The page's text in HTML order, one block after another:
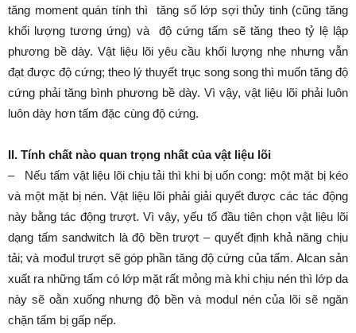
tăng moment quán tính thì tăng số lớp sợi thủy tinh (cũng tăng
khối lượng tương ứng) và độ cứng tấm sẽ tăng theo tỷ lệ lập
phương bề dày. Vật liệu lõi yêu cầu khối lượng nhẹ nhưng vẫn
đạt được độ cứng; theo lý thuyết trục song song thì muốn tăng độ
cứng phải tăng bình phương bề dày. Vì vậy, vật liệu lõi phải luôn
luôn dày hơn tấm đặc cùng độ cứng.
II. Tính chất nào quan trọng nhất của vật liệu lõi
– Nếu tấm vật liệu lõi chịu tải thì khi bị uốn cong: một mặt bị kéo
và một mặt bị nén. Vật liệu lõi phải giải quyết được các tác động
này bằng tác động trượt. Vì vậy, yếu tố đầu tiên chọn vật liệu lõi
dạng tấm sandwitch là độ bền trượt – quyết định khả năng chịu
tải; và mođul trượt sẽ góp phần tăng độ cứng của tấm. Alcan sản
xuất ra những tấm có lớp mặt rất mỏng mà khi chịu nén thì lớp da
này sẽ oằn xuống nhưng độ bền và modul nén của lõi sẽ ngăn
chặn tấm bị gấp nếp.